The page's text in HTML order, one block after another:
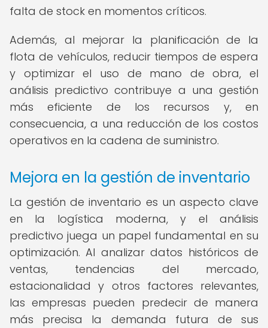
falta de stock en momentos críticos.
Además, al mejorar la planificación de la
flota de vehículos, reducir tiempos de espera
y optimizar el uso de mano de obra, el
análisis predictivo contribuye a una gestión
más eficiente de los recursos y, en
consecuencia, a una reducción de los costos
operativos en la cadena de suministro.
Mejora en la gestión de inventario
La gestión de inventario es un aspecto clave
en la logística moderna, y el análisis
predictivo juega un papel fundamental en su
optimización. Al analizar datos históricos de
ventas, tendencias del mercado,
estacionalidad y otros factores relevantes,
las empresas pueden predecir de manera
más precisa la demanda futura de sus